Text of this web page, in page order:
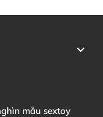
mẫu sextoy